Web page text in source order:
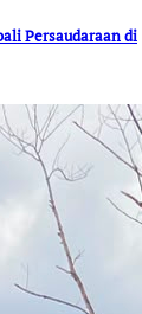
Persaudaraan di